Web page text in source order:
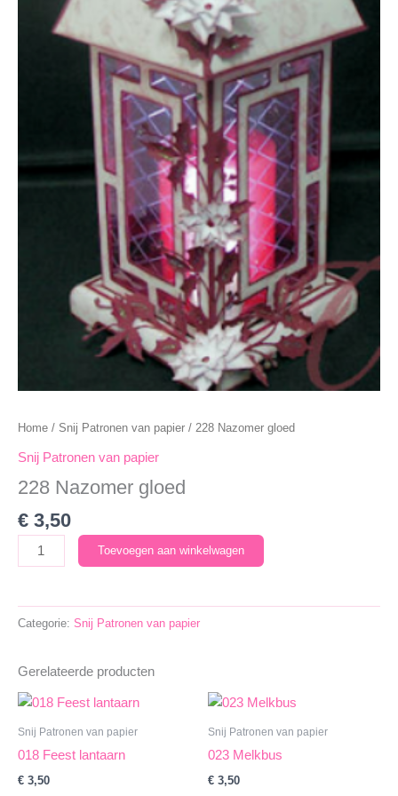
Home / Snij Patronen van papier / 228 Nazomer gloed
Snij Patronen van papier
228 Nazomer gloed
€ 3,50
Nazomer
aantal
Toevoegen aan winkelwagen
Categorie: Snij Patronen van papier
Gerelateerde producten
Snij Patronen van papier
018 Feest lantaarn
€ 3,50
Snij Patronen van papier
023 Melkbus
€ 3,50